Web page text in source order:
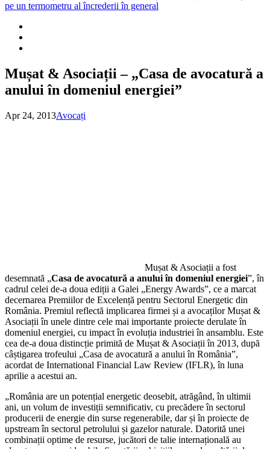
pe un termometru al încrederii în general
Mușat & Asociații – „Casa de avocatură a
anului în domeniul energiei”
Apr 24, 2013Avocați
Mușat & Asociații a fost
desemnată „Casa de avocatură a anului în domeniul energiei”, în
cadrul celei de-a doua ediții a Galei „Energy Awards”, ce a marcat
decernarea Premiilor de Excelență pentru Sectorul Energetic din
România. Premiul reflectă implicarea firmei și a avocaților Mușat &
Asociații în unele dintre cele mai importante proiecte derulate în
domeniul energiei, cu impact în evoluția industriei în ansamblu. Este
cea de-a doua distincție primită de Mușat & Asociații în 2013, după
câștigarea trofeului „Casa de avocatură a anului în România”,
acordat de International Financial Law Review (IFLR), în luna
aprilie a acestui an.
„România are un potențial energetic deosebit, atrăgând, în ultimii
ani, un volum de investiții semnificativ, cu precădere în sectorul
producerii de energie din surse regenerabile, dar și în proiecte de
upstream în sectorul petrolului și gazelor naturale. Datorită unei
combinații optime de resurse, jucători de talie internațională au